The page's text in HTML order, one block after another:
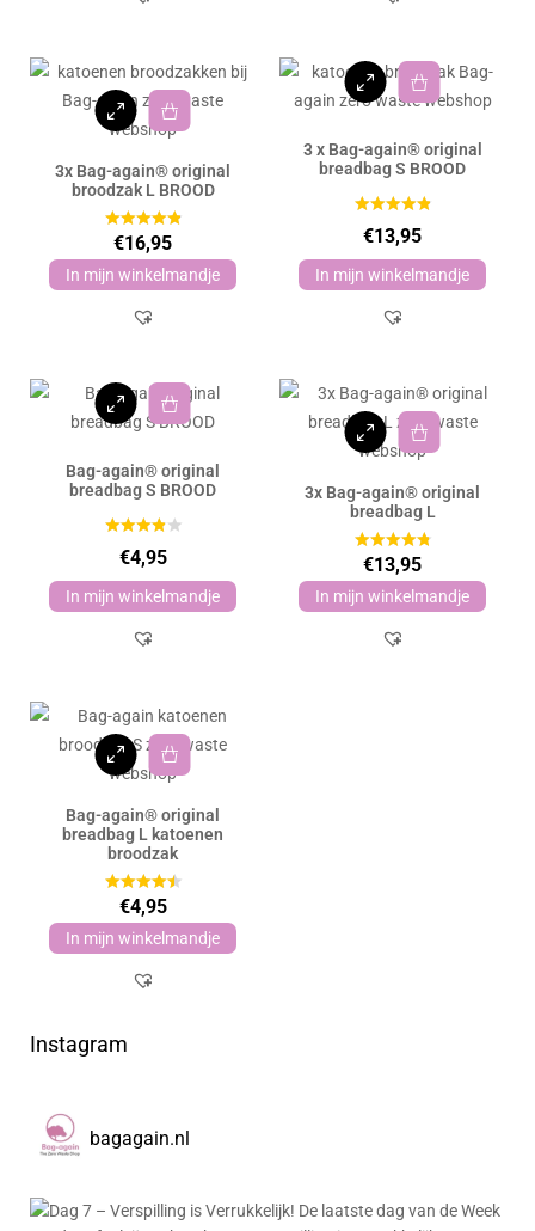
3x Bag-again® original
broodzak L BROOD
€16,95
In mijn winkelmandje
3 x Bag-again® original
breadbag S BROOD
€13,95
In mijn winkelmandje
Bag-again® original
breadbag S BROOD
€4,95
In mijn winkelmandje
3x Bag-again® original
breadbag L
€13,95
In mijn winkelmandje
Bag-again® original
breadbag L katoenen
broodzak
€4,95
In mijn winkelmandje
Instagram
bagagain.nl